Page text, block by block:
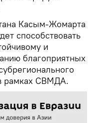
Касым-Жомарта
способствовать
и
благоприятных
рамках СВМДА.